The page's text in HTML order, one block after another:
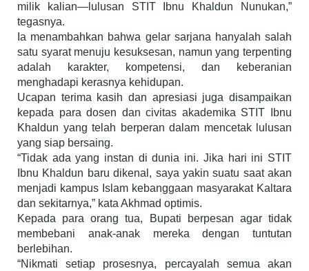
milik kalian—lulusan STIT Ibnu Khaldun Nunukan,”
tegasnya.
Ia menambahkan bahwa gelar sarjana hanyalah salah
satu syarat menuju kesuksesan, namun yang terpenting
adalah karakter, kompetensi, dan keberanian
menghadapi kerasnya kehidupan.
Ucapan terima kasih dan apresiasi juga disampaikan
kepada para dosen dan civitas akademika STIT Ibnu
Khaldun yang telah berperan dalam mencetak lulusan
yang siap bersaing.
“Tidak ada yang instan di dunia ini. Jika hari ini STIT
Ibnu Khaldun baru dikenal, saya yakin suatu saat akan
menjadi kampus Islam kebanggaan masyarakat Kaltara
dan sekitarnya,” kata Akhmad optimis.
Kepada para orang tua, Bupati berpesan agar tidak
membebani anak-anak mereka dengan tuntutan
berlebihan.
“Nikmati setiap prosesnya, percayalah semua akan